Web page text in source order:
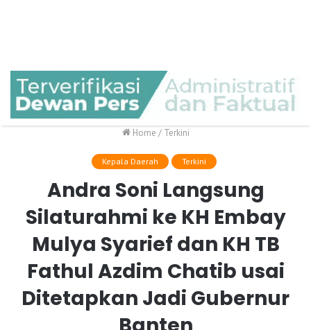
Home / Terkini
Kepala Daerah Terkini
Andra Soni Langsung
Silaturahmi ke KH Embay
Mulya Syarief dan KH TB
Fathul Azdim Chatib usai
Ditetapkan Jadi Gubernur